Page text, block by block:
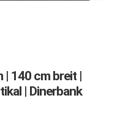
| 140 cm breit |
| Dinerbank